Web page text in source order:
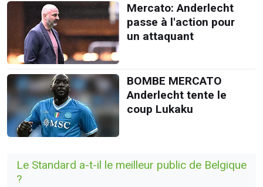
Mercato: Anderlecht
passe à l'action pour
un attaquant
BOMBE MERCATO
Anderlecht tente le
coup Lukaku
Le Standard a-t-il le meilleur public de Belgique
?